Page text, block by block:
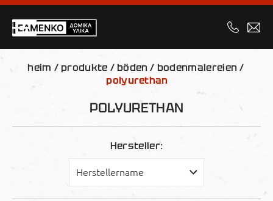
heim /produkte /böden / bodenmalereien /
polyurethan
POLYURETHAN
Hersteller: